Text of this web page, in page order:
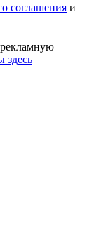
соглашения и
здесь